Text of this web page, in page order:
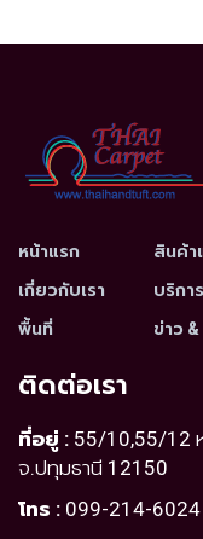
หน้าแรก
เกี่ยวกับเรา
พื้นที่
สินค้า
บริการ
ข่าว
ติดต่อเรา
ที่อยู่ : 55/10,55/12
จ.ปทุมธานี 12150
โทร : 099-214-6024